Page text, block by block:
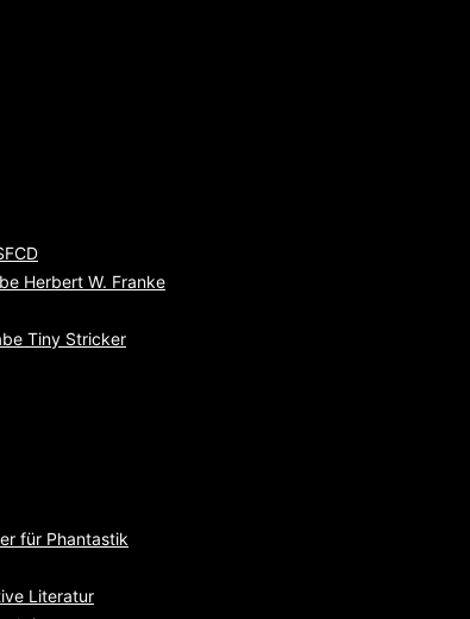
Herbert W. Franke
Tiny Stricker
für Phantastik
Literatur